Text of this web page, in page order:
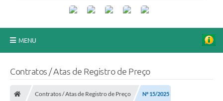
MENU
Contratos / Atas de Registro de Preço
Contratos / Atas de Registro de Preço Nº 15/2025